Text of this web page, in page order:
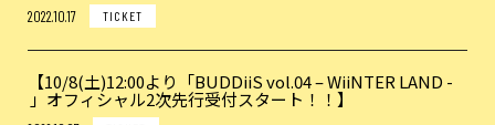
2022.10.17 TICKET
【10/8(土)12:00より「BUDDiiS vol.04 – WiiNTER LAND -
」オフィシャル2次先行受付スタート！！】